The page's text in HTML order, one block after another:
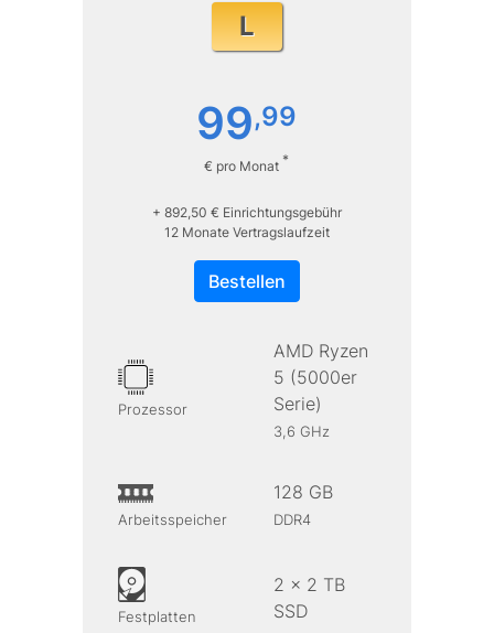
L
99,99
€ pro Monat *
+ 892,50 € Einrichtungsgebühr
12 Monate Vertragslaufzeit
Bestellen
Prozessor
AMD Ryzen
5 (5000er
Serie)
3,6 GHz
Arbeitsspeicher
128 GB
DDR4
Festplatten
2 x 2 TB
SSD